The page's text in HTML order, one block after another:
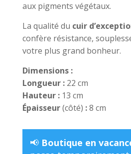
aux pigments végétaux.
La qualité du cuir
confère résistance,
votre plus grand bonheur.
Dimensions :
Longueur :22 cm
Hauteur :13 cm
Épaisseur(côté) :8 cm
📢 Boutique en